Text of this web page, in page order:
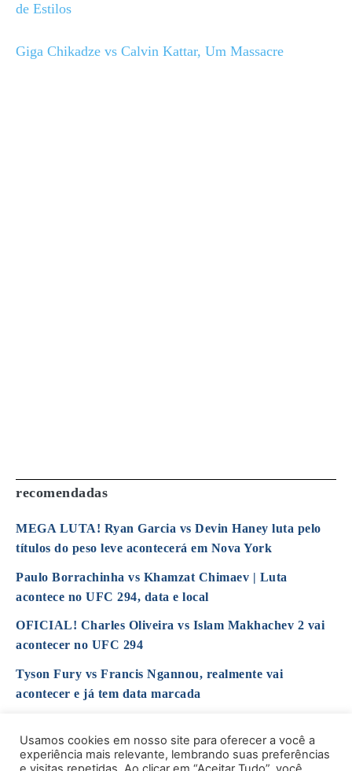
de Estilos
Giga Chikadze vs Calvin Kattar, Um Massacre
recomendadas
MEGA LUTA! Ryan Garcia vs Devin Haney luta pelo
títulos do peso leve acontecerá em Nova York
Paulo Borrachinha vs Khamzat Chimaev | Luta
acontece no UFC 294, data e local
OFICIAL! Charles Oliveira vs Islam Makhachev 2 vai
acontecer no UFC 294
Tyson Fury vs Francis Ngannou, realmente vai
acontecer e já tem data marcada
luta valendo o cinturão dos penas, acontece nesse
sábado
Usamos cookies em nosso site para oferecer a você a
experiência mais relevante, lembrando suas preferências